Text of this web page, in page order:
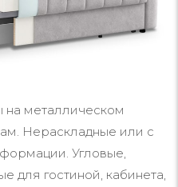
на металлическом
Нераскладные или с
Угловые,
для гостиной, кабинета,